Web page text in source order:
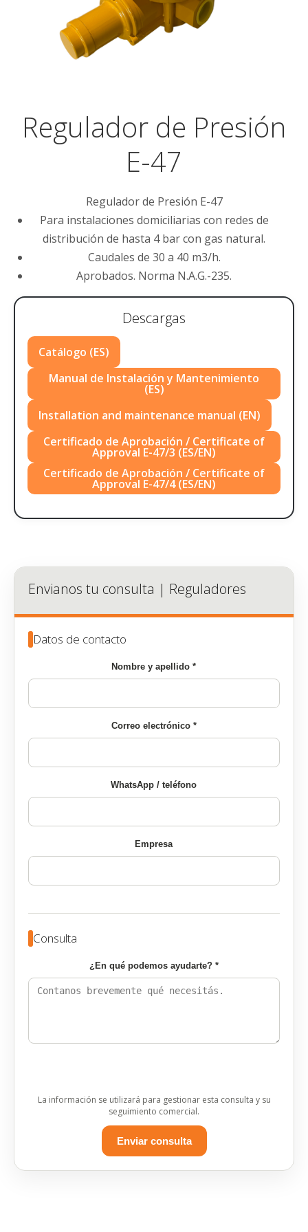
Regulador de Presión
E-47
Regulador de Presión E-47
Para instalaciones domiciliarias con redes de
distribución de hasta 4 bar con gas natural.
Caudales de 30 a 40 m3/h.
Aprobados. Norma N.A.G.-235.
Descargas
Catálogo (ES)
Manual de Instalación y Mantenimiento
(ES)
Installation and maintenance manual (EN)
Certificado de Aprobación / Certificate of
Approval E-47/3 (ES/EN)
Certificado de Aprobación / Certificate of
Approval E-47/4 (ES/EN)
Envianos tu consulta | Reguladores
Datos de contacto
Nombre y apellido *
Correo electrónico *
WhatsApp / teléfono
Empresa
Consulta
¿En qué podemos ayudarte? *
La información se utilizará para gestionar esta consulta y su
seguimiento comercial.
Enviar consulta